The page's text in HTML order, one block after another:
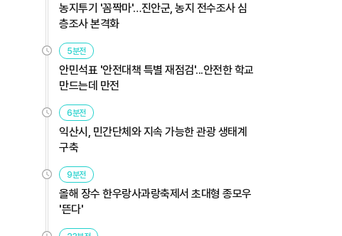
농지투기 '꼼짝마'…진안군, 농지 전수조사 심
층조사 본격화
5분전
안민석표 '안전대책 특별 재점검'...안전한 학교
만드는데 만전
6분전
익산시, 민간단체와 지속 가능한 관광 생태계
구축
9분전
올해 장수 한우랑사과랑축제서 초대형 종모우
'뜬다'